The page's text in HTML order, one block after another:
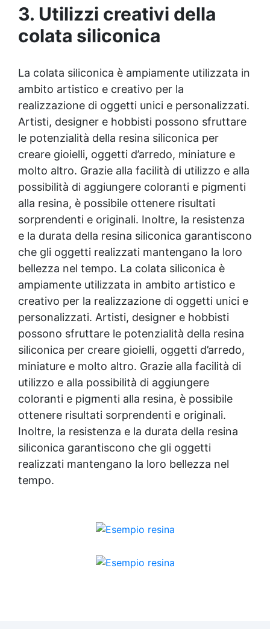
silicone Stampa resina Resine per stampanti
3d Plastica liquida per stampi Resine stampa
3d Resina liquida per stampi Resina per
stampi Kit resina e stampi Resina da stampo
Resine per stampa 3d Silicone per stampi
resina Come fare stampo per vetroresina
Resina per stampi in silicone Cera per stampi
Resina e stampi Come fare uno stampo per
vetroresina Distaccante per stampi Resina
epossidica per stampi Cera distaccante per
stampi See all articles → Gomma siliconica
per dettagli 22 articles ▸ Gomma siliconica
per modelli dettagliati Gomma siliconica per
oggetti complessi Gomma siliconica per
modelli complessi Gomma siliconica per
dettagli precisi Gomma siliconica per dettagli
artistici Gomma siliconica per modelli
artistici Gomma siliconica per modelli
durevoli Gomma siliconica per calchi
dettagliati Gomma siliconica per dettagli
complessi Gomma siliconica per modellini
dettagliati Gomma siliconica dettagliata
Gomma siliconica per modelli precisi Gomma
siliconica per calchi precisi Gomma siliconica
per oggetti artistici Gomma siliconica per
dettagli Gomma siliconica per calchi artistici
Gomma siliconica per oggetti durevoli
Gomma siliconica per modelli Gomma
siliconica ad alta precisione Gomma
siliconica per dettagli durevoli Gomma
siliconica per modellini Gomma siliconica per
modelli resistenti See all articles → Gomma
silicone per stampi 25 articles ▸ Gomma da
stampi Gomma al silicone per stampi Gomma
siliconica per stampi Gomma siliconica
liquida per stampi Gomma siliconica fai da te
Gomma siliconica da colata Gomma liquida
siliconica per calchi Gomma siliconica colata
Gomma siliconica per stampi 5 kg Gomma al
Gomma liquida trasparente Gomma per
3. Utilizzi creativi della
colata siliconica
La colata siliconica è ampiamente utilizzata in
ambito artistico e creativo per la
realizzazione di oggetti unici e personalizzati.
Artisti, designer e hobbisti possono sfruttare
le potenzialità della resina siliconica per
creare gioielli, oggetti d’arredo, miniature e
molto altro. Grazie alla facilità di utilizzo e alla
possibilità di aggiungere coloranti e pigmenti
alla resina, è possibile ottenere risultati
sorprendenti e originali. Inoltre, la resistenza
e la durata della resina siliconica garantiscono
che gli oggetti realizzati mantengano la loro
bellezza nel tempo. La colata siliconica è
ampiamente utilizzata in ambito artistico e
creativo per la realizzazione di oggetti unici e
personalizzati. Artisti, designer e hobbisti
possono sfruttare le potenzialità della resina
siliconica per creare gioielli, oggetti d’arredo,
miniature e molto altro. Grazie alla facilità di
utilizzo e alla possibilità di aggiungere
coloranti e pigmenti alla resina, è possibile
ottenere risultati sorprendenti e originali.
Inoltre, la resistenza e la durata della resina
siliconica garantiscono che gli oggetti
realizzati mantengano la loro bellezza nel
tempo.